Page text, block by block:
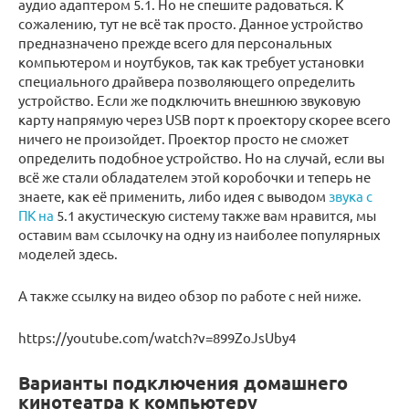
аудио адаптером 5.1. Но не спешите радоваться. К
сожалению, тут не всё так просто. Данное устройство
предназначено прежде всего для персональных
компьютером и ноутбуков, так как требует установки
специального драйвера позволяющего определить
устройство. Если же подключить внешнюю звуковую
карту напрямую через USB порт к проектору скорее всего
ничего не произойдет. Проектор просто не сможет
определить подобное устройство. Но на случай, если вы
всё же стали обладателем этой коробочки и теперь не
знаете, как её применить, либо идея с выводом звука с
ПК на 5.1 акустическую систему также вам нравится, мы
оставим вам ссылочку на одну из наиболее популярных
моделей здесь.
А также ссылку на видео обзор по работе с ней ниже.
https://youtube.com/watch?v=899ZoJsUby4
Варианты подключения домашнего
кинотеатра к компьютеру